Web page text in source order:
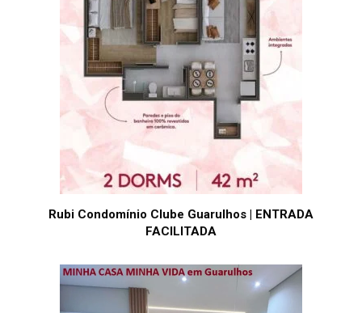
Rubi Condomínio Clube Guarulhos | ENTRADA
FACILITADA